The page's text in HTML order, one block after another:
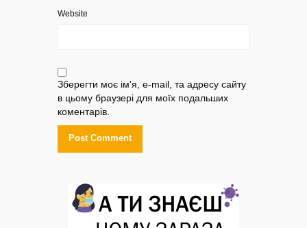
Website
Зберегти моє ім'я, e-mail, та адресу сайту
в цьому браузері для моїх подальших
коментарів.